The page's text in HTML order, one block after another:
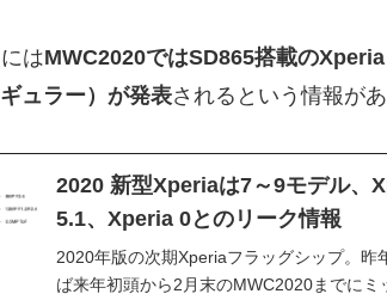
はMWC2020ではSD865搭載の
ュラー）が発表されるという情報があ
2020 新型Xperiaは7～9モデル、
5.1、Xperia 0とのリーク情報
2020年版の次期Xperiaフラッグシップ。昨
ば来年初頭から2月末のMWC2020までに